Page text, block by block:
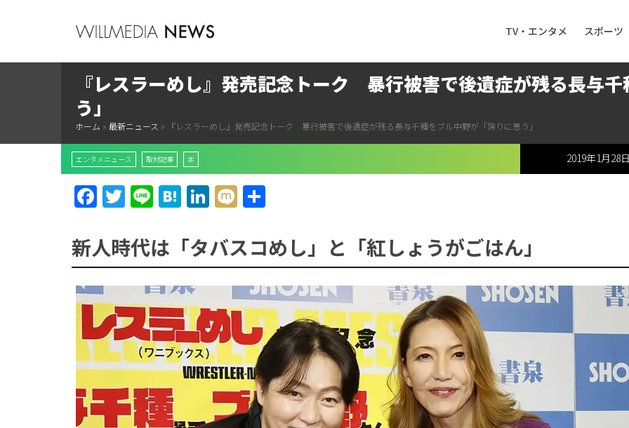
TV・エンタメ スポーツ
『レスラーめし』発売記念トーク 暴行被害で後遺症が残る長与
う」
ホーム » 最新ニュース » 『レスラーめし』発売記念トーク 暴行被害で後遺症が残る長与千種をブル中野が「誇りに思う」
エンタメニュース 取材記事 本 2019年1月28
Facebook
Twitter
LineHatena
LinkedIn
Mixi
新人時代は「タバスコめし」と「紅しょうがごはん」